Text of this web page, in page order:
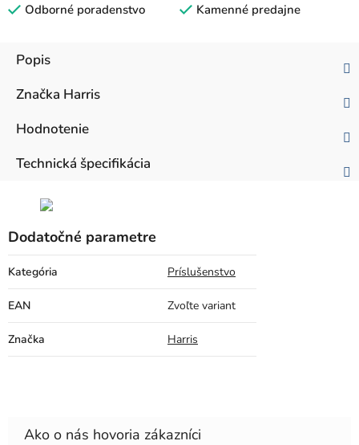
Odborné poradenstvo Kamenné predajne
Popis
Značka Harris
Hodnotenie
Technická špecifikácia
Dodatočné parametre
Kategória Príslušenstvo
EAN Zvoľte variant
Značka Harris